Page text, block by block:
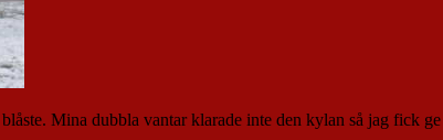
Mina dubbla vantar klarade inte den kylan så jag fick